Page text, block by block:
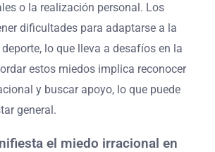
o la realización personal. Los
dificultades para adaptarse a la
lo que lleva a desafíos en la
estos miedos implica reconocer
y buscar apoyo, lo que puede
general.
el miedo irracional en